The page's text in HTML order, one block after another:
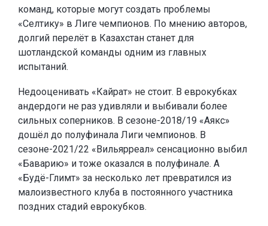
команд, которые могут создать проблемы
«Селтику» в Лиге чемпионов. По мнению авторов,
долгий перелёт в Казахстан станет для
шотландской команды одним из главных
испытаний.
Недооценивать «Кайрат» не стоит. В еврокубках
андердоги не раз удивляли и выбивали более
сильных соперников. В сезоне-2018/19 «Аякс»
дошёл до полуфинала Лиги чемпионов. В
сезоне-2021/22 «Вильярреал» сенсационно выбил
«Баварию» и тоже оказался в полуфинале. А
«Будё-Глимт» за несколько лет превратился из
малоизвестного клуба в постоянного участника
поздних стадий еврокубков.